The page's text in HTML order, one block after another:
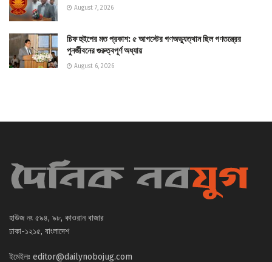
August 7, 2026
চিফ হুইপের মত প্রকাশ: ৫ আগস্টের গণঅভ্যুত্থান ছিল গণতন্ত্রের
পুনর্জীবনের গুরুত্বপূর্ণ অধ্যায়
August 6, 2026
হাউজ নং ৫৯৪, ৯৮, কাওরান বাজার
ঢাকা-১২১৫, বাংলাদেশ
ইমেইলঃ editor@dailynobojug.com